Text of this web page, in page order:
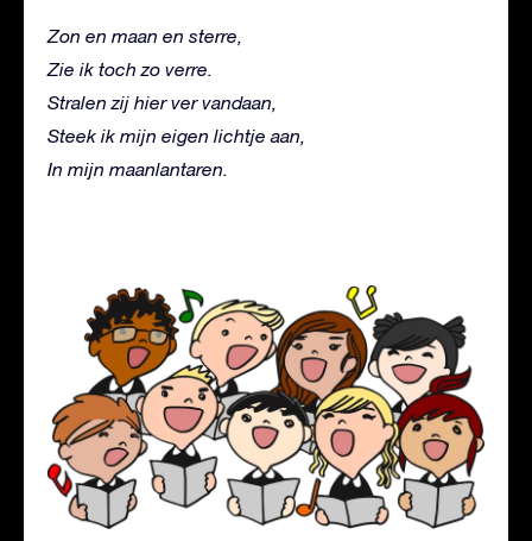
Zon en maan en sterre,
Zie ik toch zo verre.
Stralen zij hier ver vandaan,
Steek ik mijn eigen lichtje aan,
In mijn maanlantaren.